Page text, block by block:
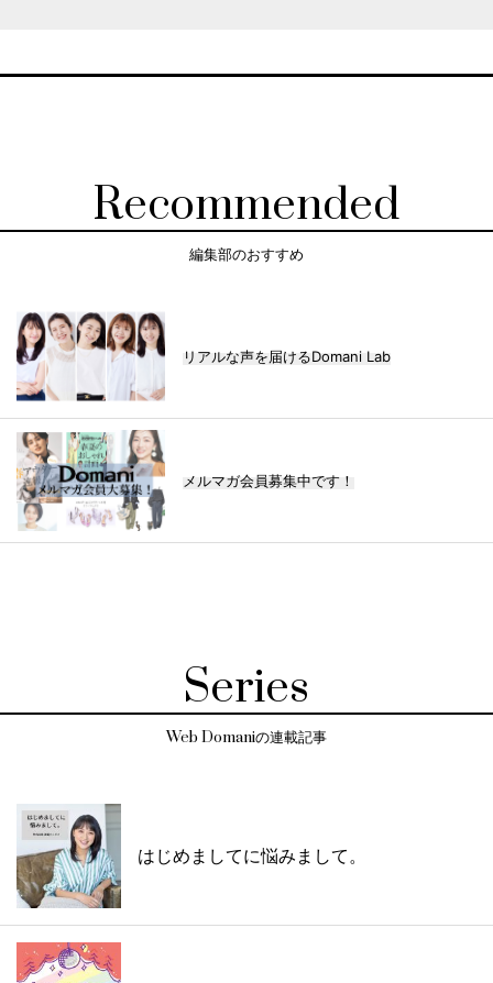
Recommended
編集部のおすすめ
リアルな声を届けるDomani Lab
メルマガ会員募集中です！
Series
Web Domaniの連載記事
はじめましてに悩みまして。